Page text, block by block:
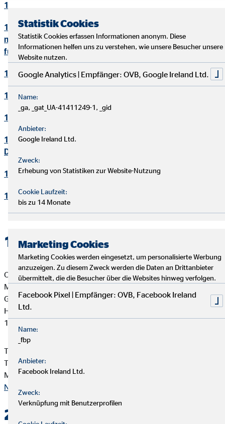
11. Online-Marketing
12. Informationen zum Datenschutz und rechtlich
notwendige Informationen beim Einsatz des Service "Zoom"
für Videokonferenzen
13. Löschung von Daten
14. Präsenzen in sozialen Netzwerken
15. Plugins und eingebettete Funktionen sowie Inhalte
16. Änderung und Aktualisierung der
Datenschutzerklärung
17. Rechte der betroffenen Personen
18. Begriffsdefinitionen
1. Verantwortlicher
OVB Vermögensberatung AG
Michaela Talg
Generalagentin für die OVB
Haarer Straße 4
19273 Stapel
Telefon: +49 38841 618977
Telefax: +49 38841 618988
Mail:michaela.talg@ovb.de
Nach oben
2. Kontakt
Statistik Cookies
Statistik Cookies erfassen Informationen anonym. Diese
Informationen helfen uns zu verstehen, wie unsere Besucher unsere
Website nutzen.
Google Analytics | Empfänger: OVB, Google Ireland Ltd.
Name:
_ga, _gat_UA-41411249-1, _gid
Anbieter:
Google Ireland Ltd.
Zweck:
Erhebung von Statistiken zur Website-Nutzung
Cookie Laufzeit:
bis zu 14 Monate
Marketing Cookies
Marketing Cookies werden eingesetzt, um personalisierte Werbung
anzuzeigen. Zu diesem Zweck werden die Daten an Drittanbieter
übermittelt, die die Besucher über die Websites hinweg verfolgen.
Facebook Pixel | Empfänger: OVB, Facebook Ireland
Ltd.
Name:
_fbp
Anbieter:
Facebook Ireland Ltd.
Zweck:
Verknüpfung mit Benutzerprofilen